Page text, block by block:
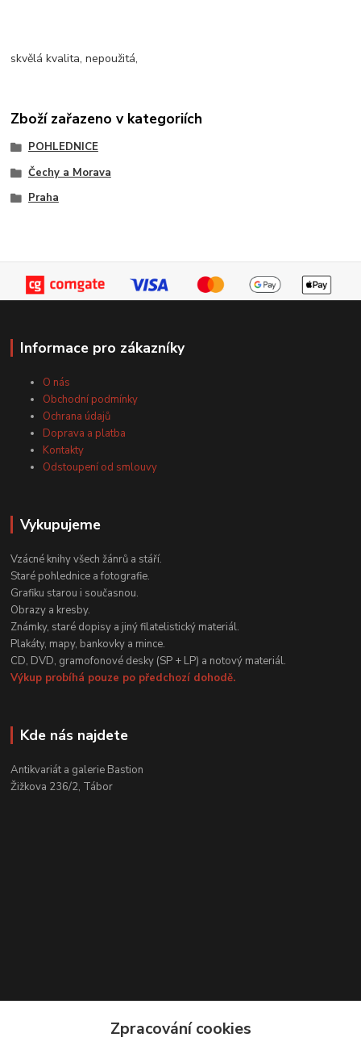
skvělá kvalita, nepoužitá,
Zboží zařazeno v kategoriích
POHLEDNICE
Čechy a Morava
Praha
Informace pro zákazníky
O nás
Obchodní podmínky
Ochrana údajů
Doprava a platba
Kontakty
Odstoupení od smlouvy
Vykupujeme
Vzácné knihy všech žánrů a stáří.
Staré pohlednice a fotografie.
Grafiku starou i současnou.
Obrazy a kresby.
Známky, staré dopisy a jiný filatelistický materiál.
Plakáty, mapy, bankovky a mince.
CD, DVD, gramofonové desky (SP + LP) a notový materiál.
Výkup probíhá pouze po předchozí dohodě.
Kde nás najdete
Antikvariát a galerie Bastion
Žižkova 236/2, Tábor
Zpracování cookies